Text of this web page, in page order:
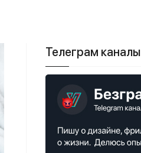
Телеграм каналы